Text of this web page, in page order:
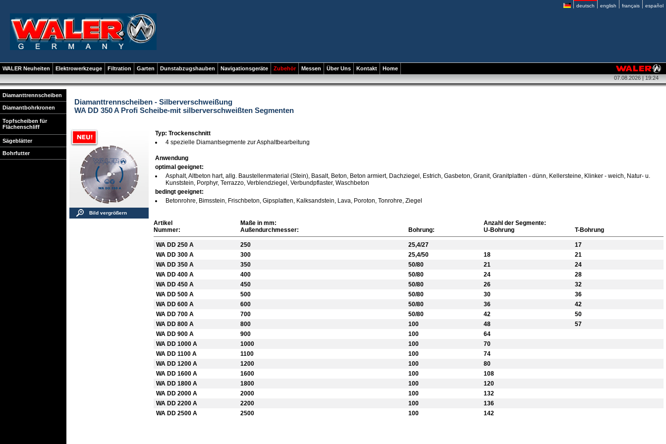
deutsch english français español
WALER Neuheiten Elektrowerkzeuge Filtration Garten Dunstabzugshauben Navigationsgeräte Zubehör Messen Über Uns Kontakt
Home
07.08.2026 | 19:24
Diamanttrennscheiben
Diamantbohrkronen
Topfscheiben für
Flächenschliff
Sägeblätter
Bohrfutter
Diamanttrennscheiben - Silberverschweißung
WA DD 350 A Profi Scheibe-mit silberverschweißten Segmenten
Bild vergrößern
Typ: Trockenschnitt
4 spezielle Diamantsegmente zur Asphaltbearbeitung
Anwendung
optimal geeignet:
Asphalt, Altbeton hart, allg. Baustellenmaterial (Stein), Basalt, Beton, Beton armiert, Dachziegel, Estrich, Gasbeton, Granit, Granitplatten - dünn, Kellersteine, Klinker - weich, Natur- u.
Kunststein, Porphyr, Terrazzo, Verblendziegel, Verbundpflaster, Waschbeton
bedingt geeignet:
Betonrohre, Bimsstein, Frischbeton, Gipsplatten, Kalksandstein, Lava, Poroton, Tonrohre, Ziegel
Artikel Maße in mm:
Anzahl der Segmente:
Nummer:
Außendurchmesser: Bohrung: U-Bohrung T-Bohrung
WA DD 250 A 250 25,4/27
17
WA DD 300 A
300 25,4/50 18
21
WA DD 350 A
350 50/80 21
24
WA DD 400 A
400 50/80 24
28
WA DD 450 A
450 50/80 26
32
WA DD 500 A
500 50/80 30
36
WA DD 600 A
600 50/80 36
42
WA DD 700 A
700 50/80 42
50
WA DD 800 A
800 100 48
57
WA DD 900 A
900 100
64
WA DD 1000 A
1000 100
70
WA DD 1100 A
1100 100
74
WA DD 1200 A
1200 100
80
WA DD 1600 A
1600 100
108
WA DD 1800 A
1800 100
120
WA DD 2000 A
2000 100
132
WA DD 2200 A
2200 100
136
WA DD 2500 A
2500 100 142